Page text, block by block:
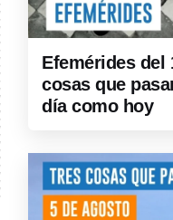
Efemérides del
cosas que
día como hoy